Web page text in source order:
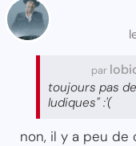
par
toujours pas
ludiques" :'(
non, il y a peu